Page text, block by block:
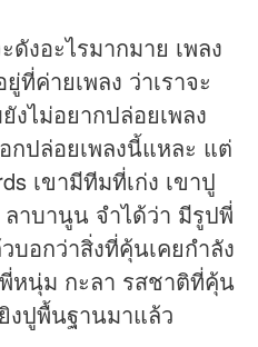
ดังอะไรมากมาย เพลง
ที่ค่ายเพลง ว่าเราจะ
งไม่อยากปล่อยเพลง
กปล่อยเพลงนี้แหละ แต่
เขามีทีมที่เก่ง เขาปู
าบานูน จำได้ว่า มีรูปพี่
อกว่าสิ่งที่คุ้นเคยกำลัง
หนุ่ม กะลา รสชาติที่คุ้น
งปูพื้นฐานมาแล้ว